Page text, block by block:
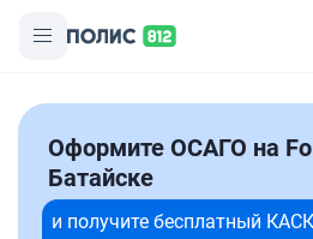
Оформите ОСАГО на
Батайске
и получите бесплатный